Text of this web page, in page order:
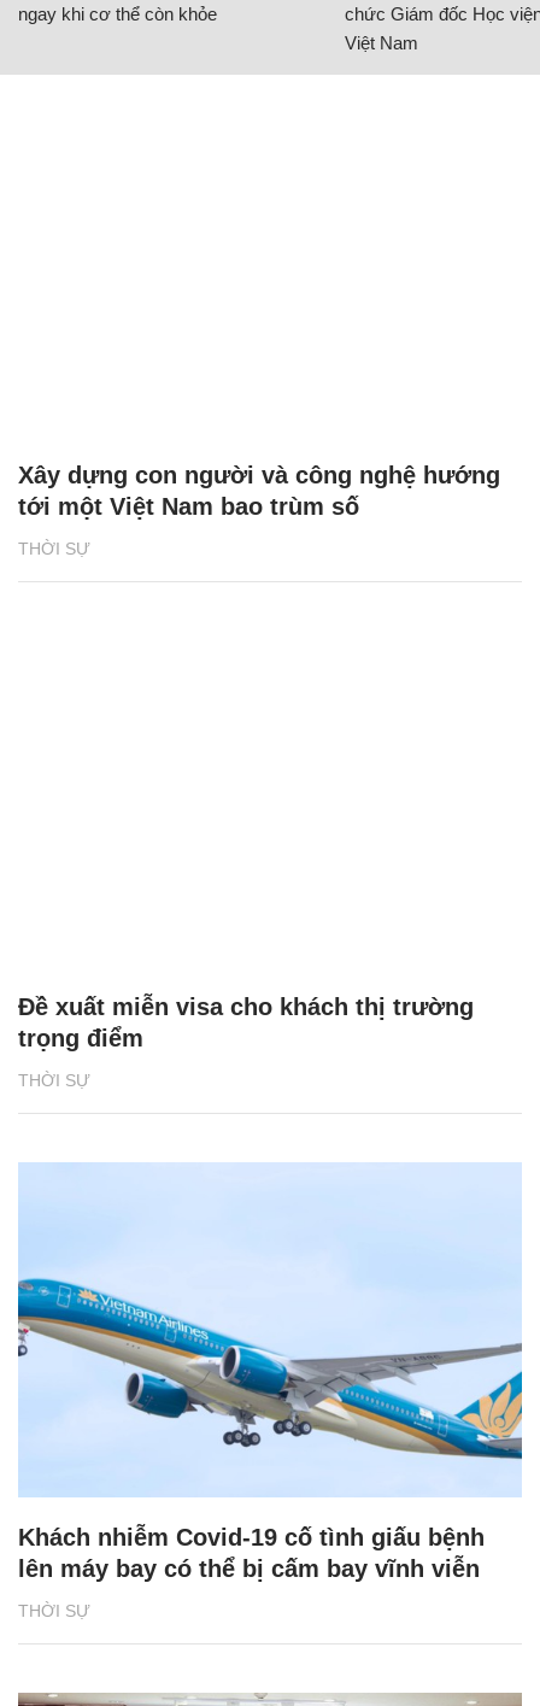
ngay khi cơ thể còn khỏe
chức Giám đốc Học
Việt Nam
THỜI SỰ
Xây dựng con người và công nghệ hướng
tới một Việt Nam bao trùm số
THỜI SỰ
Đề xuất miễn visa cho khách thị trường
trọng điểm
THỜI SỰ
Khách nhiễm Covid-19 cố tình giấu bệnh
lên máy bay có thể bị cấm bay vĩnh viễn